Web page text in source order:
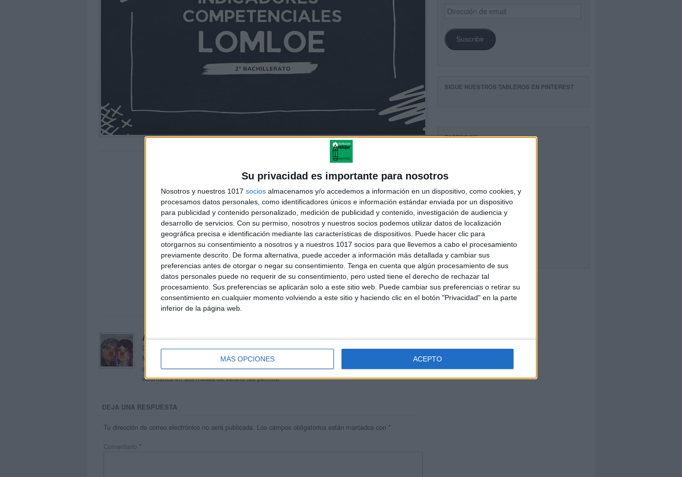
Su privacidad es importante para nosotros
Nosotros y nuestros 1017 socios almacenamos y/o accedemos a información en un dispositivo, como cookies, y
procesamos datos personales, como identificadores únicos e información estándar enviada por un dispositivo
para publicidad y contenido personalizado, medición de publicidad y contenido, investigación de audiencia y
desarrollo de servicios. Con su permiso, nosotros y nuestros socios podemos utilizar datos de localización
geográfica precisa e identificación mediante las características de dispositivos. Puede hacer clic para
otorgarnos su consentimiento a nosotros y a nuestros 1017 socios para que llevemos a cabo el procesamiento
previamente descrito. De forma alternativa, puede acceder a información más detallada y cambiar sus
preferencias antes de otorgar o negar su consentimiento. Tenga en cuenta que algún procesamiento de sus
datos personales puede no requerir de su consentimiento, pero usted tiene el derecho de rechazar tal
procesamiento. Sus preferencias se aplicarán solo a este sitio web. Puede cambiar sus preferencias o retirar su
consentimiento en cualquier momento volviendo a este sitio y haciendo clic en el botón "Privacidad" en la parte
inferior de la página web.
MÁS OPCIONES ACEPTO
Acerca de orientacionandujar
Orientación Andújar no es solo un blog, es la apuesta personal de dos profesores Ginés y
Maribel, que además de ser pareja, son los encargados de los contenidos que encontramos
dentro del blog y en el cual, vuelcan la mayor parte del tiempo, que sus tareas como docentes, y
voluntarios en sus meses de verano les permite.
DEJA UNA RESPUESTA
Tu dirección de correo electrónico no será publicada. Los campos obligatorios están marcados con *
Comentario *
Dirección
de
Suscribir
SIGUE NUESTROS TABLEROS EN PINTEREST
FACEBOOK